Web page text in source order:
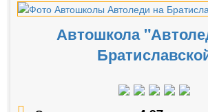
Автошкола